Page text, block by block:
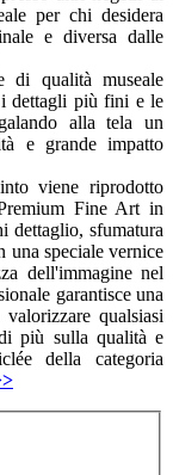
per chi desidera
e diversa dalle
di qualità museale
i dettagli più fini e le
alla tela un
e grande impatto
viene riprodotto
Fine Art in
dettaglio, sfumatura
una speciale vernice
dell'immagine nel
garantisce una
qualsiasi
più sulla qualità e
della categoria